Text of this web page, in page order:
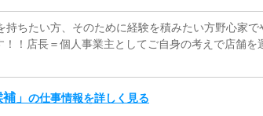
ンネットなど、ポータルサイト等の店舗情報更新
やイベント、求人ブログの作成となります。基本
単に文字が入力出来れば問題ありません。PCが苦
客様やキャストの方に快適にお過ごしいただくため
だきます。
持ちたい方、そのために経験を積みたい方野心家で
！店長＝個人事業主としてご自身の考えで店舗を
」 の仕事情報を詳しく見る